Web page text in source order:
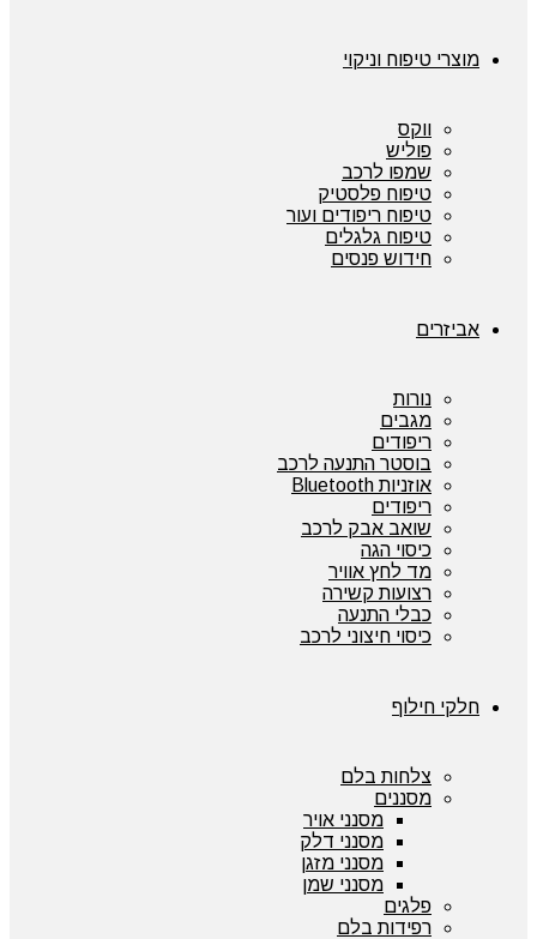
מוצרי טיפוח וניקוי
ווקס
פוליש
שמפו לרכב
טיפוח פלסטיק
טיפוח ריפודים ועור
טיפוח גלגלים
חידוש פנסים
אביזרים
נורות
מגבים
ריפודים
בוסטר התנעה לרכב
אוזניות Bluetooth
ריפודים
שואב אבק לרכב
כיסוי הגה
מד לחץ אוויר
רצועות קשירה
כבלי התנעה
כיסוי חיצוני לרכב
חלקי חילוף
צלחות בלם
מסננים
מסנני אויר
מסנני דלק
מסנני מזגן
מסנני שמן
פלגים
רפידות בלם